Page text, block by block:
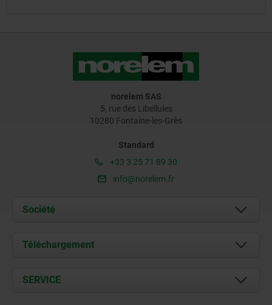
norelem SAS
5, rue des Libellules
10280 Fontaine-les-Grès
Standard
+33 3 25 71 89 30
info@norelem.fr
Société
À propos de nous
Contact
Téléchargement
Documents
SERVICE